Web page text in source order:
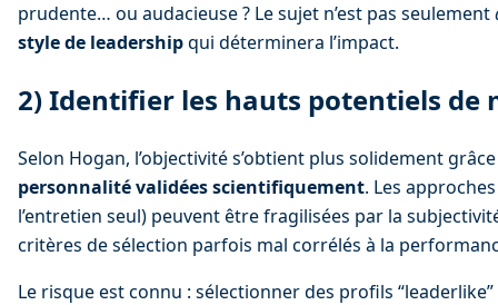
prudente… ou audacieuse ? Le sujet n’est pas seulement
style de leadership qui déterminera l’impact.
2) Identifier les hauts potentiels de
Selon Hogan, l’objectivité s’obtient plus solidement
personnalité validées scientifiquement. Les
l’entretien seul) peuvent être fragilisées par la
critères de sélection parfois mal corrélés à la
Le risque est connu : sélectionner des profils